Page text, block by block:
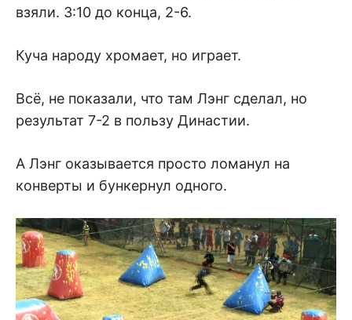
взяли. 3:10 до конца, 2-6.
Куча народу хромает, но играет.
Всё, не показали, что там Лэнг сделал, но
результат 7-2 в пользу Династии.
А Лэнг оказывается просто ломанул на
конверты и бункернул одного.